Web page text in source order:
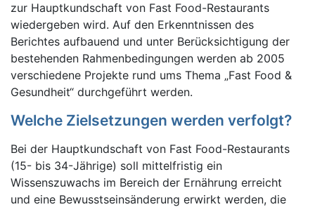
zur Hauptkundschaft von Fast Food-Restaurants
wiedergeben wird. Auf den Erkenntnissen des
Berichtes aufbauend und unter Berücksichtigung der
bestehenden Rahmenbedingungen werden ab 2005
verschiedene Projekte rund ums Thema „Fast Food &
Gesundheit“ durchgeführt werden.
Welche Zielsetzungen werden verfolgt?
Bei der Hauptkundschaft von Fast Food-Restaurants
(15- bis 34-Jährige) soll mittelfristig ein
Wissenszuwachs im Bereich der Ernährung erreicht
und eine Bewusstseinsänderung erwirkt werden, die